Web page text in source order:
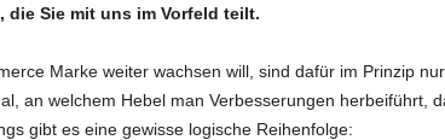
die Sie mit uns im Vorfeld teilt.
Marke weiter wachsen will, sind dafür im Prinzip
an welchem Hebel man Verbesserungen herbeiführt,
gibt es eine gewisse logische Reihenfolge: